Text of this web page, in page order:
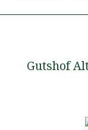
Gutshof